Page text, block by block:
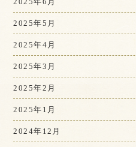
2025年5月
2025年4月
2025年3月
2025年2月
2025年1月
2024年12月